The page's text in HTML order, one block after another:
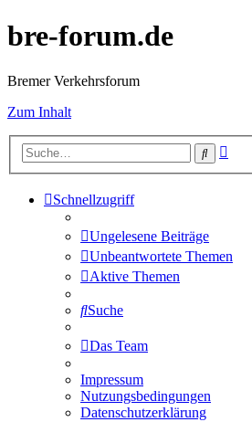
bre-forum.de
Bremer Verkehrsforum
Zum Inhalt
Suche
Schnellzugriff
Ungelesene Beiträge
Unbeantwortete Themen
Aktive Themen
Suche
Das Team
Impressum
Nutzungsbedingungen
Datenschutzerklärung